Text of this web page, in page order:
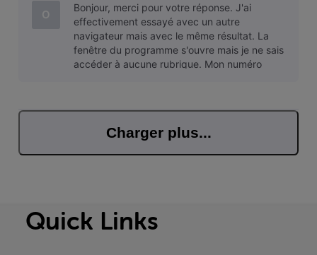
O
Bonjour, merci pour votre réponse. J'ai
effectivement essayé avec un autre
navigateur mais avec le même résultat. La
fenêtre du programme s'ouvre mais je ne sais
accéder à aucune rubrique. Mon numéro
Charger plus...
Quick Links